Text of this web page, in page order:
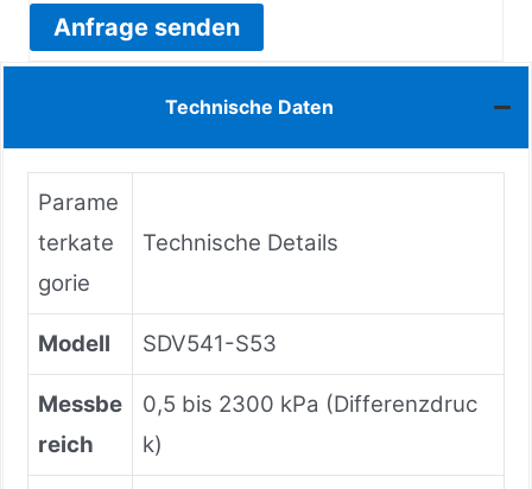
Anfrage senden
Technische Daten
Parame
terkate
gorie
Technische Details
Modell SDV541-S53
Messbe
reich
0,5 bis 2300 kPa (Differenzdruc
k)